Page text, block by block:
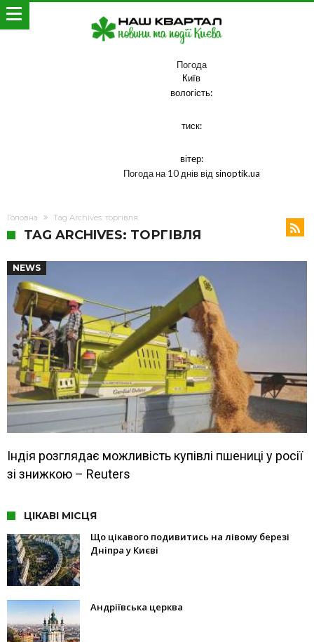
Погода
Київ
вологість:
тиск:
вітер:
Погода на 10 днів від sinoptik.ua
Головна Tag Archives: торгівля
TAG ARCHIVES: ТОРГІВЛЯ
NEWS
Індія розглядає можливість купівлі пшениці у росії
зі знижкою – Reuters
ЦІКАВІ МІСЦЯ
Що цікавого подивитись на лівому березі
Дніпра у Києві
Андріївська церква